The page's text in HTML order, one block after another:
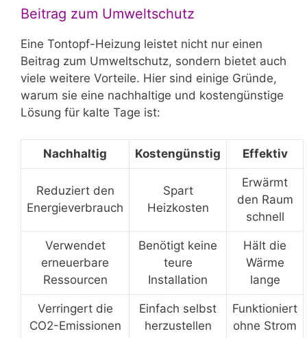
Beitrag zum Umweltschutz
Eine Tontopf-Heizung leistet nicht nur einen
Beitrag zum Umweltschutz, sondern bietet auch
viele weitere Vorteile. Hier sind einige Gründe,
warum sie eine nachhaltige und kostengünstige
Lösung für kalte Tage ist:
Nachhaltig Kostengünstig Effektiv
Reduziert den
Energieverbrauch
Spart
Heizkosten
Erwärmt
den Raum
schnell
Verwendet
erneuerbare
Ressourcen
Benötigt keine
teure
Installation
Hält die
Wärme
lange
Verringert die
CO2-Emissionen
Einfach selbst
herzustellen
Funktioniert
ohne Strom